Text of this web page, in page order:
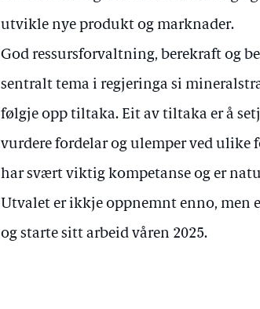
utvikle nye produkt og marknader.
God ressursforvaltning, berekraft og
sentralt tema i regjeringa si
følgje opp tiltaka. Eit av tiltaka er å
vurdere fordelar og ulemper ved
har svært viktig kompetanse og er
Utvalet er ikkje oppnemnt enno, men
og starte sitt arbeid våren 2025.